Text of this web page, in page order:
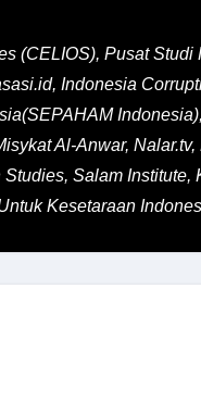
(CELIOS), Pusat
Indonesia
Al-Anwar,
Salam Institute,
Kesetaraan